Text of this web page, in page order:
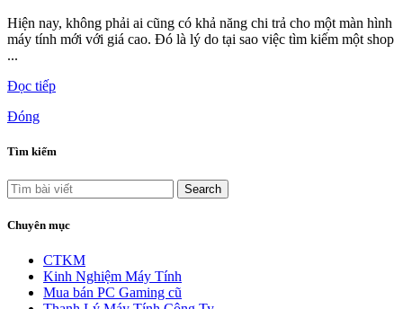
Hiện nay, không phải ai cũng có khả năng chi trả cho một màn hình
máy tính mới với giá cao. Đó là lý do tại sao việc tìm kiếm một shop
...
Đọc tiếp
Đóng
Tìm kiếm
Search
Chuyên mục
CTKM
Kinh Nghiệm Máy Tính
Mua bán PC Gaming cũ